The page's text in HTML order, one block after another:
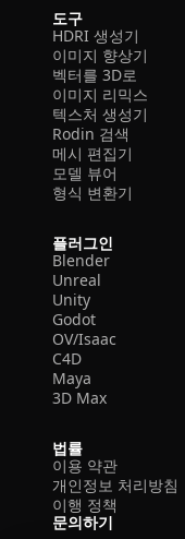
도구
HDRI 생성기
이미지 향상기
벡터를 3D로
이미지 리믹스
텍스처 생성기
Rodin 검색
메시 편집기
모델 뷰어
형식 변환기
플러그인
Blender
Unreal
Unity
Godot
OV/Isaac
C4D
Maya
3D Max
법률
이용 약관
개인정보 처리방침
이행 정책
문의하기